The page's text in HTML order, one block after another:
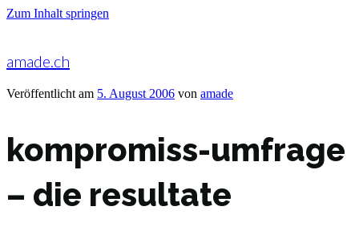
Zum Inhalt springen
amade.ch
Veröffentlicht am 5. August 2006 von amade
kompromiss-umfrage
– die resultate